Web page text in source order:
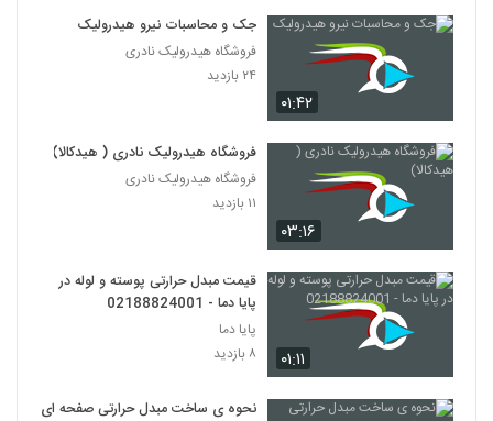
۰۱:۴۲
جک و محاسبات نیرو هیدرولیک
فروشگاه هیدرولیک نادری
۲۴ بازدید
۰۳:۱۶
فروشگاه هیدرولیک نادری ( هیدکالا)
فروشگاه هیدرولیک نادری
۱۱ بازدید
۰۱:۱۱
قیمت مبدل حرارتی پوسته و لوله در
پایا دما - 02188824001
پایا دما
۸ بازدید
نحوه ی ساخت مبدل حرارتی صفحه ای